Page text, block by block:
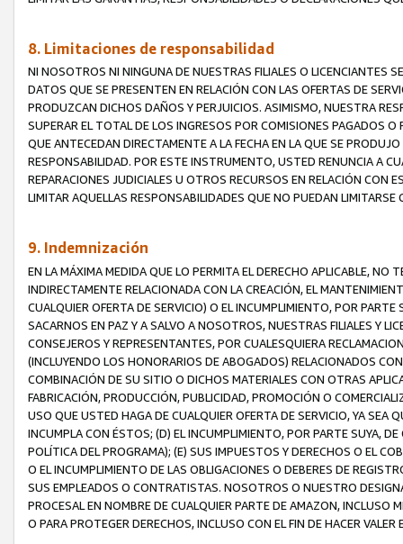
8. Limitaciones de responsabilidad
NI NOSOTROS NI NINGUNA DE NUESTRAS FILIALES O LICENCIANTES
DATOS QUE SE PRESENTEN EN RELACIÓN CON LAS OFERTAS DE
PRODUZCAN DICHOS DAÑOS Y PERJUICIOS. ASIMISMO, NUESTRA
SUPERAR EL TOTAL DE LOS INGRESOS POR COMISIONES PAGADOS
QUE ANTECEDAN DIRECTAMENTE A LA FECHA EN LA QUE SE
RESPONSABILIDAD. POR ESTE INSTRUMENTO, USTED RENUNCIA A
REPARACIONES JUDICIALES U OTROS RECURSOS EN RELACIÓN CON
LIMITAR AQUELLAS RESPONSABILIDADES QUE NO PUEDAN LIMITARSE
9. Indemnización
EN LA MÁXIMA MEDIDA QUE LO PERMITA EL DERECHO APLICABLE,
INDIRECTAMENTE RELACIONADA CON LA CREACIÓN, EL
CUALQUIER OFERTA DE SERVICIO) O EL INCUMPLIMIENTO, POR
SACARNOS EN PAZ Y A SALVO A NOSOTROS, NUESTRAS FILIALES Y
CONSEJEROS Y REPRESENTANTES, POR CUALESQUIERA
(INCLUYENDO LOS HONORARIOS DE ABOGADOS) RELACIONADOS
COMBINACIÓN DE SU SITIO O DICHOS MATERIALES CON OTRAS
FABRICACIÓN, PRODUCCIÓN, PUBLICIDAD, PROMOCIÓN O
USO QUE USTED HAGA DE CUALQUIER OFERTA DE SERVICIO, YA SEA
INCUMPLA CON ÉSTOS; (D) EL INCUMPLIMIENTO, POR PARTE SUYA,
POLÍTICA DEL PROGRAMA); (E) SUS IMPUESTOS Y DERECHOS O EL
O EL INCUMPLIMIENTO DE LAS OBLIGACIONES O DEBERES DE
SUS EMPLEADOS O CONTRATISTAS. NOSOTROS O NUESTRO
PROCESAL EN NOMBRE DE CUALQUIER PARTE DE AMAZON, INCLUSO
O PARA PROTEGER DERECHOS, INCLUSO CON EL FIN DE HACER VALER